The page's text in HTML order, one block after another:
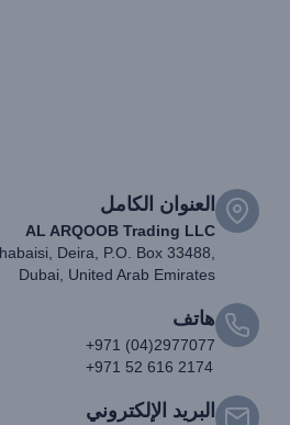
العنوان الكامل
AL ARQOOB Trading LLC
Deira, P.O. Box 33488,
Dubai, United Arab Emirates
هاتف
+971 (04)2977077
+971 52 616 2174
البريد الإلكتروني